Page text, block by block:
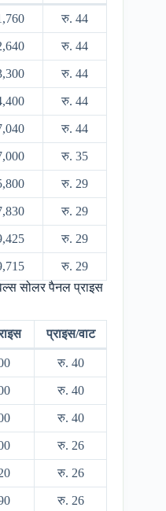
रु. 44
रु. 44
रु. 44
रु. 44
रु. 44
रु. 35
रु. 29
रु. 29
रु. 29
रु. 29
सोलर पैनल प्राइस
प्राइस/वाट
रु. 40
रु. 40
रु. 40
रु. 26
रु. 26
रु. 26